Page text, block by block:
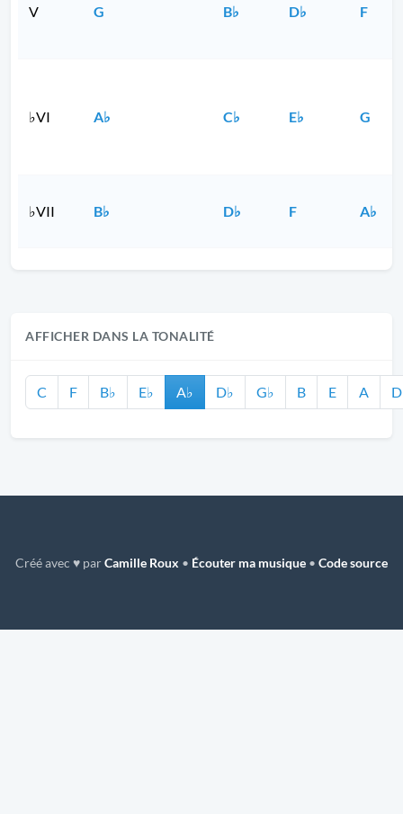
V G B♭ D♭ F
♭VI A♭ C♭ E♭ G
♭VII B♭ D♭ F A♭
AFFICHER DANS LA TONALITÉ
C F B♭ E♭ A♭ D♭ G♭ B E A D
Créé avec ♥ parCamille Roux • Écouter ma musique • Code source